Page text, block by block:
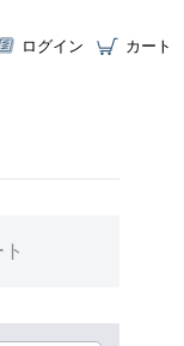
ログイン カート